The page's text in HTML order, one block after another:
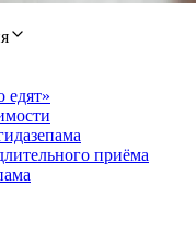
едят»
приёма